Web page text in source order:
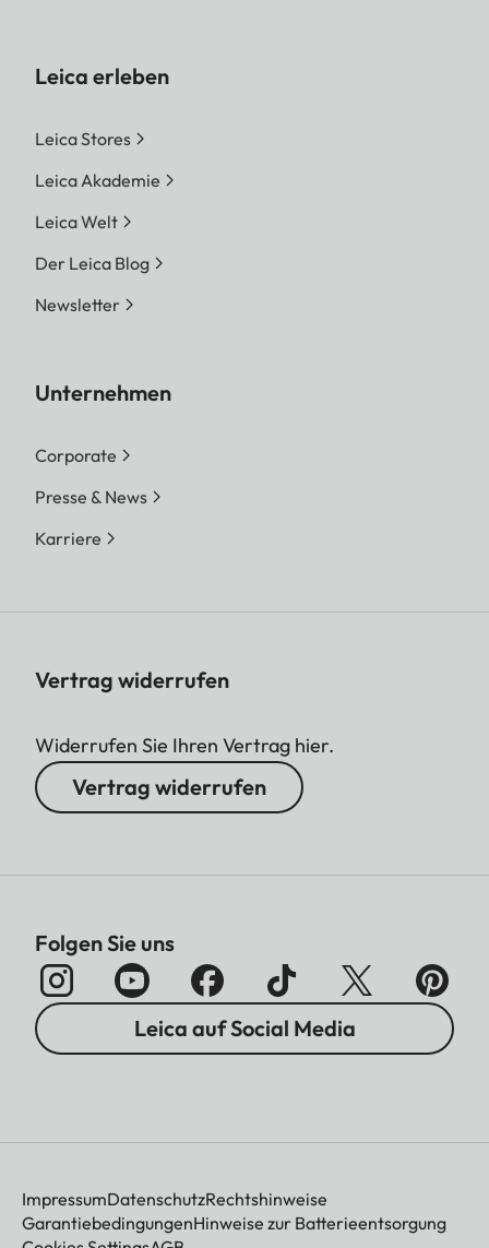
Leica erleben
Leica Stores
Leica Akademie
Leica Welt
Der Leica Blog
Newsletter
Unternehmen
Corporate
Presse & News
Karriere
Vertrag widerrufen
Widerrufen Sie Ihren Vertrag hier.
Vertrag widerrufen
Folgen Sie uns
Leica auf Social Media
ImpressumDatenschutzRechtshinweise
GarantiebedingungenHinweise zur Batterieentsorgung